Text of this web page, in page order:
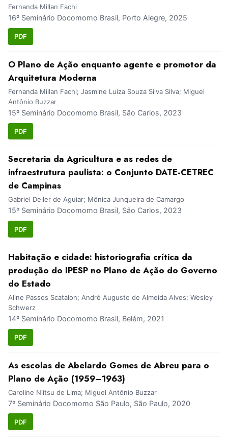
Fernanda Millan Fachi
16º Seminário Docomomo Brasil, Porto Alegre, 2025
PDF
O Plano de Ação enquanto agente e promotor da
Arquitetura Moderna
Fernanda Millan Fachi; Jasmine Luiza Souza Silva Silva; Miguel
Antônio Buzzar
15º Seminário Docomomo Brasil, São Carlos, 2023
PDF
Secretaria da Agricultura e as redes de
infraestrutura paulista: o Conjunto DATE-CETREC
de Campinas
Gabriel Deller de Aguiar; Mônica Junqueira de Camargo
15º Seminário Docomomo Brasil, São Carlos, 2023
PDF
Habitação e cidade: historiografia crítica da
produção do IPESP no Plano de Ação do Governo
do Estado
Aline Passos Scatalon; André Augusto de Almeida Alves; Wesley
Schwerz
14º Seminário Docomomo Brasil, Belém, 2021
PDF
As escolas de Abelardo Gomes de Abreu para o
Plano de Ação (1959–1963)
Caroline Niitsu de Lima; Miguel Antônio Buzzar
7º Seminário Docomomo São Paulo, São Paulo, 2020
PDF